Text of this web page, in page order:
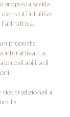
proposta solida
elementi intuitive
l’attrattiva.
interattiva. La
reali abilita di
slot tradizionali a